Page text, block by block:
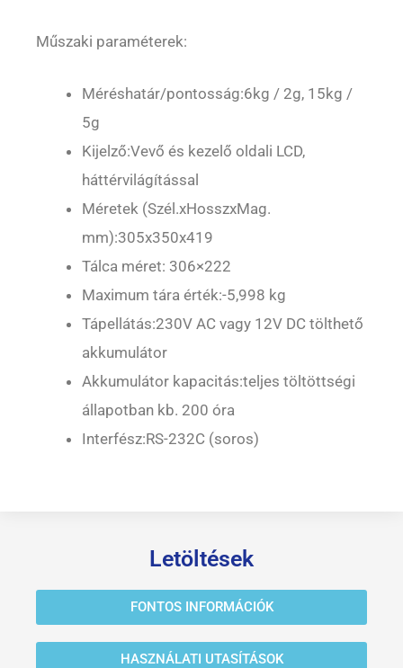
Műszaki paraméterek:
Méréshatár/pontosság:6kg / 2g, 15kg /
5g
Kijelző:Vevő és kezelő oldali LCD,
háttérvilágítással
Méretek (Szél.xHosszxMag.
mm):305x350x419
Tálca méret: 306×222
Maximum tára érték:-5,998 kg
Tápellátás:230V AC vagy 12V DC tölthető
akkumulátor
Akkumulátor kapacitás:teljes töltöttségi
állapotban kb. 200 óra
Interfész:RS-232C (soros)
Letöltések
FONTOS INFORMÁCIÓK
HASZNÁLATI UTASÍTÁSOK